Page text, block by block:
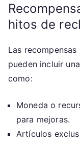
hitos de
Las
pueden incluir
como:
Moneda o
para mejoras.
Artículos